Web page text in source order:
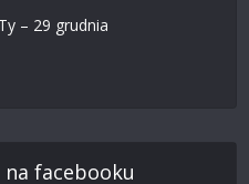
– 29 grudnia
na facebooku